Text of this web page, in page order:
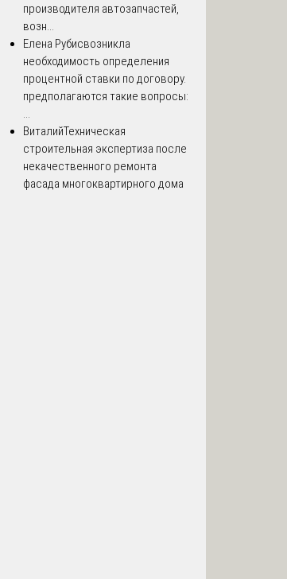
производителя автозапчастей,
возн...
Елена Рубисвозникла
необходимость определения
процентной ставки по договору.
предполагаются такие вопросы:
...
ВиталийТехническая
строительная экспертиза после
некачественного ремонта
фасада многоквартирного дома